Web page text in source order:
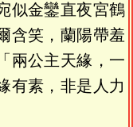
似金鑾直夜宮鶴
含笑，蘭陽帶羞
兩公主天緣，一
有素，非是人力